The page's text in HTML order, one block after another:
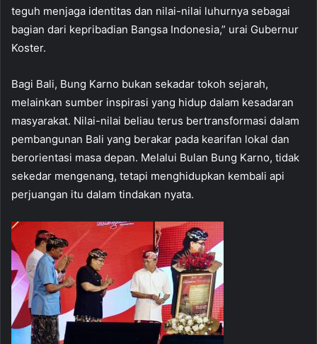
teguh menjaga identitas dan nilai-nilai luhurnya sebagai
bagian dari kepribadian Bangsa Indonesia,” urai Gubernur
Koster.
Bagi Bali, Bung Karno bukan sekadar tokoh sejarah,
melainkan sumber inspirasi yang hidup dalam kesadaran
masyarakat. Nilai-nilai beliau terus bertransformasi dalam
pembangunan Bali yang berakar pada kearifan lokal dan
berorientasi masa depan. Melalui Bulan Bung Karno, tidak
sekedar mengenang, tetapi menghidupkan kembali api
perjuangan itu dalam tindakan nyata.